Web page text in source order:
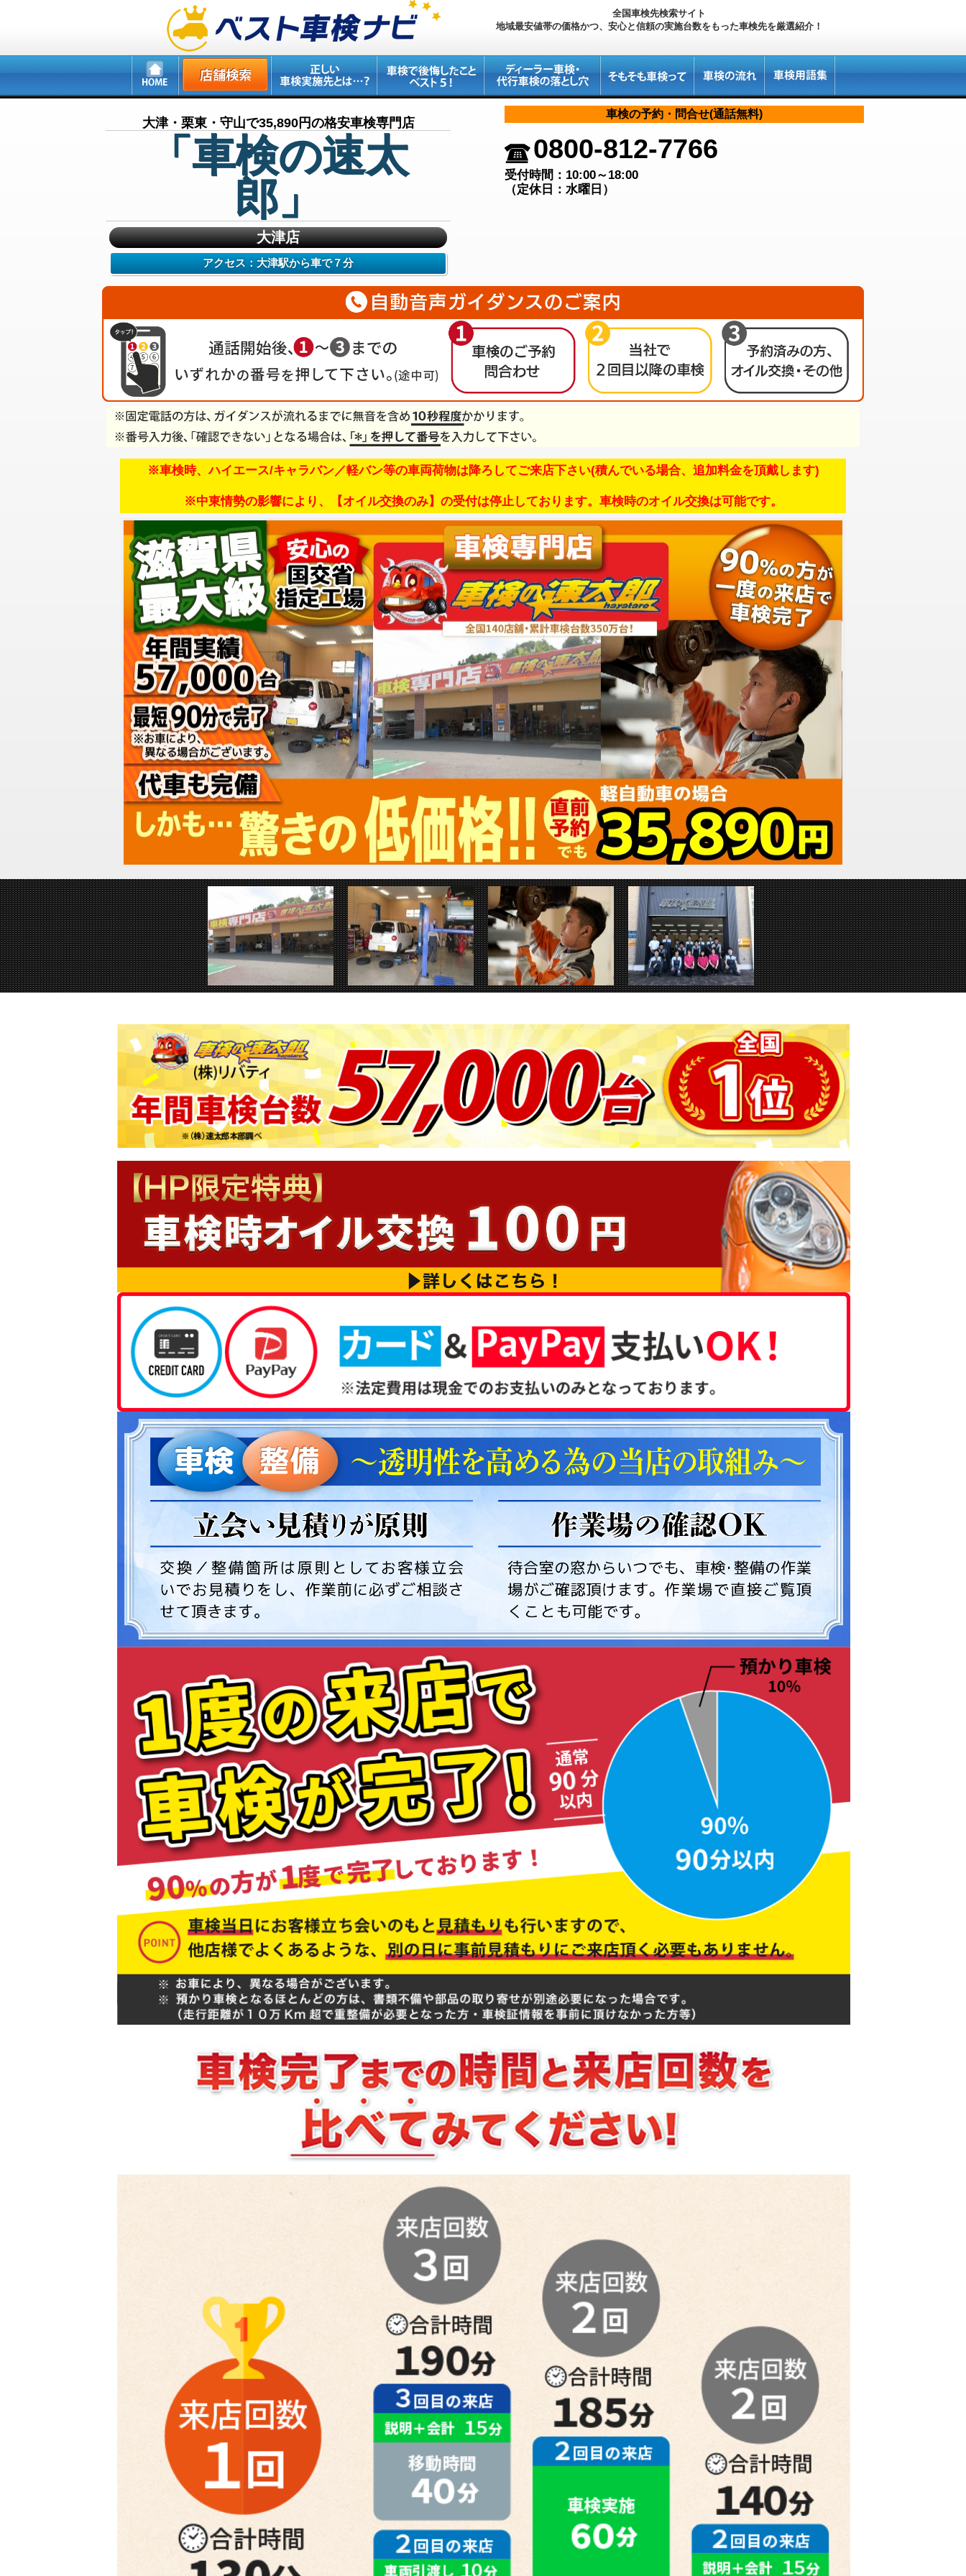
全国車検先検索サイト
地域最安値帯の価格かつ、安心と信頼の実施台数をもった車検先を厳選紹介！
大津・栗東・守山で35,890円の格安車検専門店
「車検の速太
郎」
大津店
アクセス：大津駅から車で７分
車検の予約・問合せ(通話無料)
0800-812-7766
受付時間：10:00～18:00
（定休日：水曜日）
※車検時、ハイエース/キャラバン／軽バン等の車両荷物は降ろしてご来店下さい(積んでいる場合、追加料金を頂戴します)
※中東情勢の影響により、【オイル交換のみ】の受付は停止しております。車検時のオイル交換は可能です。